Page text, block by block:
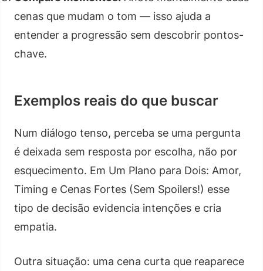
cenas que mudam o tom — isso ajuda a
entender a progressão sem descobrir pontos-
chave.
Exemplos reais do que buscar
Num diálogo tenso, perceba se uma pergunta
é deixada sem resposta por escolha, não por
esquecimento. Em Um Plano para Dois: Amor,
Timing e Cenas Fortes (Sem Spoilers!) esse
tipo de decisão evidencia intenções e cria
empatia.
Outra situação: uma cena curta que reaparece